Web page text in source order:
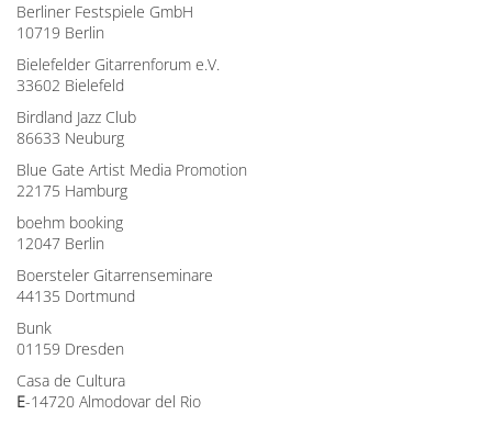
Berliner Festspiele GmbH
10719 Berlin
Bielefelder Gitarrenforum e.V.
33602 Bielefeld
Birdland Jazz Club
86633 Neuburg
Blue Gate Artist Media Promotion
22175 Hamburg
boehm booking
12047 Berlin
Boersteler Gitarrenseminare
44135 Dortmund
Bunk
01159 Dresden
Casa de Cultura
E-14720 Almodovar del Rio